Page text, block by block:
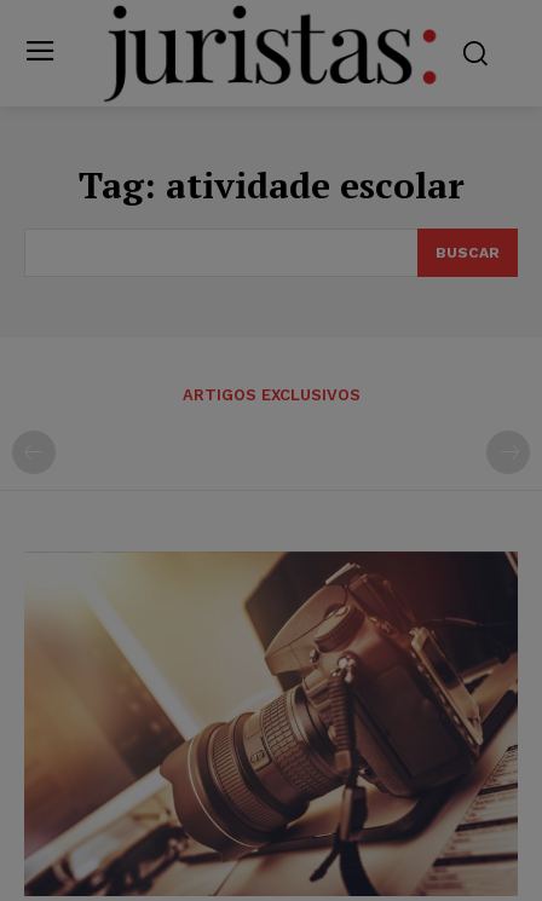
Tag: atividade escolar
BUSCAR
ARTIGOS EXCLUSIVOS